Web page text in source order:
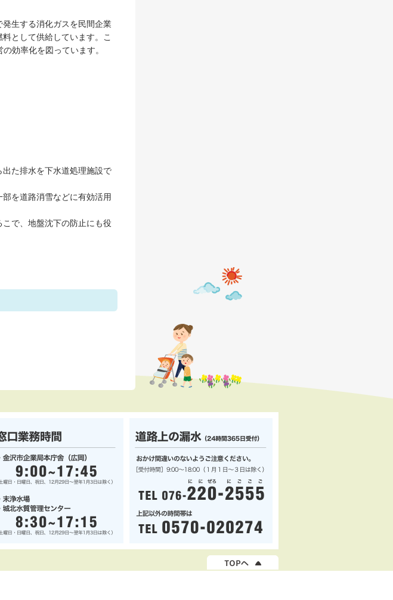
生する消化ガスを民間企業
として供給しています。こ
効率化を図っています。
出た排水を下水道処理施設で
を道路消雪などに有効活用
で、地盤沈下の防止にも役